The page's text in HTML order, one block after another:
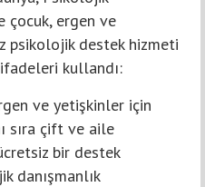
çocuk, ergen ve
psikolojik destek hizmeti
kullandı:
ve yetişkinler için
sıra çift ve aile
bir destek
danışmanlık